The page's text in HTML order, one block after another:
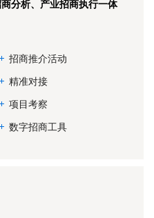
分析、产业招商执行一体
招商推介活动
精准对接
项目考察
数字招商工具